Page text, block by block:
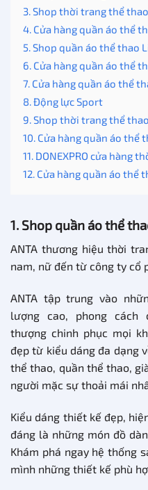
3. Shop thời trang thể thao
4. Cửa hàng quần áo thể
5. Shop quần áo thể thao
6. Cửa hàng quần áo thể
7. Cửa hàng quần áo thể
8. Động lực Sport
9. Shop thời trang thể
10. Cửa hàng quần áo thể
11. DONEXPRO cửa hàng
12. Cửa hàng quần áo thể
1. Shop quần áo thể
ANTA thương hiệu thời
nam, nữ đến từ công ty cổ
ANTA tập trung vào
lượng cao, phong cách
thượng chinh phục mọi
đẹp từ kiểu dáng đa dạng
thể thao, quần thể thao,
người mặc sự thoải mái
Kiểu dáng thiết kế đẹp,
đáng là những món đồ
Khám phá ngay hệ thống
mình những thiết kế phù